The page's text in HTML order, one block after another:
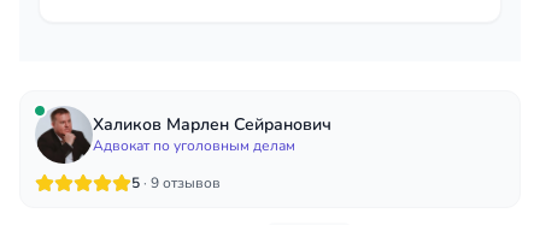
Халиков Марлен Сейранович
Адвокат по уголовным делам
5· 9 отзывов